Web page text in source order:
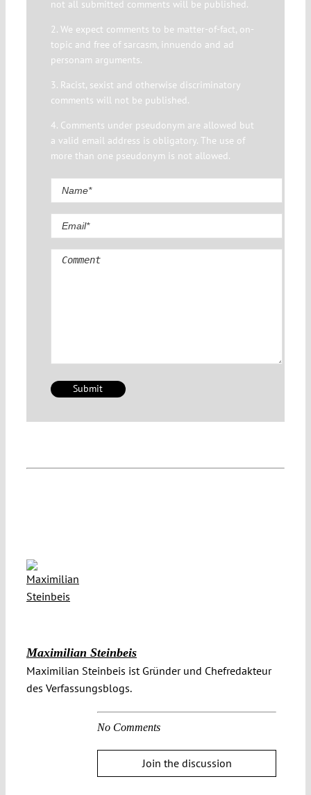
not all submitted comments will be published.
2. We expect comments to be matter-of-fact, on-
topic and free of sarcasm, innuendo and ad
personam arguments.
3. Racist, sexist and otherwise discriminatory
comments will not be published.
4. Comments under pseudonym are allowed but
a valid email address is obligatory. The use of
more than one pseudonym is not allowed.
Comment
Maximilian Steinbeis
Maximilian Steinbeis ist Gründer und Chefredakteur
des Verfassungsblogs.
No Comments
Join the discussion